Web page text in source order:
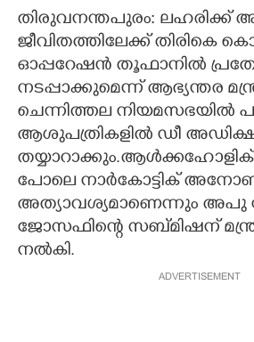
CARTOONS
LITERATURE
ZOOM
CONTACT US
തിരുവനന്തപുരം: ലഹരിക്ക്
ജീവിതത്തിലേക്ക് തിരികെ
ഓപ്പറേഷൻ തൂഫാനിൽ
നടപ്പാക്കുമെന്ന് ആഭ്യന്തര
ചെന്നിത്തല നിയമസഭയിൽ
ആശുപത്രികളിൽ ഡീ
പോലെ നാർകോട്ടിക്
അത്യാവശ്യമാണെന്നും
ജോസഫിന്റെ സബ്മിഷന്
നൽകി.
ADVERTISEMENT